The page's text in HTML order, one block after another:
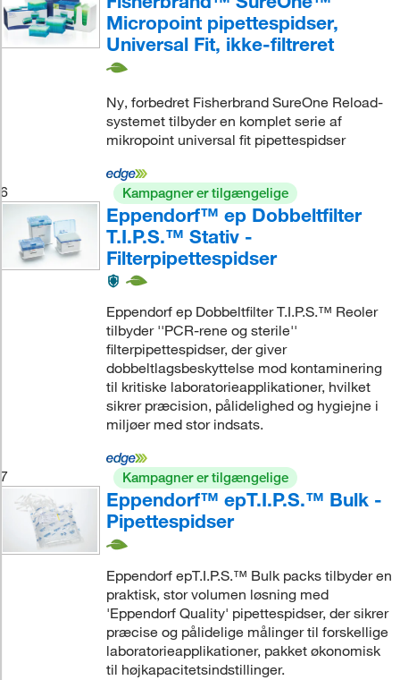
Micropoint pipettespidser,
Universal Fit, ikke-filtreret
Ny, forbedret Fisherbrand SureOne Reload-
systemet tilbyder en komplet serie af
mikropoint universal fit pipettespidser
6 Kampagner er tilgængelige
Eppendorf™ ep Dobbeltfilter
T.I.P.S.™ Stativ -
Filterpipettespidser
Eppendorf ep Dobbeltfilter T.I.P.S.™ Reoler
tilbyder ''PCR-rene og sterile''
filterpipettespidser, der giver
dobbeltlagsbeskyttelse mod kontaminering
til kritiske laboratorieapplikationer, hvilket
sikrer præcision, pålidelighed og hygiejne i
miljøer med stor indsats.
7 Kampagner er tilgængelige
Eppendorf™ epT.I.P.S.™ Bulk -
Pipettespidser
Eppendorf epT.I.P.S.™ Bulk packs tilbyder en
praktisk, stor volumen løsning med
'Eppendorf Quality' pipettespidser, der sikrer
præcise og pålidelige målinger til forskellige
laboratorieapplikationer, pakket økonomisk
til højkapacitetsindstillinger.